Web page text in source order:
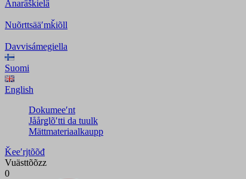
Anarâškielâ
Nuõrttsääʹmǩiõll
Davvisámegiella
Suomi
English
Dokumeeʹnt
Jåårǥlõʹtti da tuulk
Mättmateriaalkaupp
Ǩeeʹrjtõõđ
Vuästtõõzz
0